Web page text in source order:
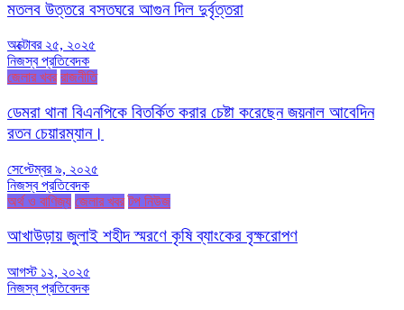
মতলব উত্তরে বসতঘরে আগুন দিল দুর্বৃত্তরা
অক্টোবর ২৫, ২০২৫
নিজস্ব প্রতিবেদক
জেলার খবর রাজনীতি
ডেমরা থানা বিএনপিকে বিতর্কিত করার চেষ্টা করেছেন জয়নাল আবেদিন
রতন চেয়ারম্যান।
সেপ্টেম্বর ৯, ২০২৫
নিজস্ব প্রতিবেদক
অর্থ ও বাণিজ্য জেলার খবর টপ নিউজ
আখাউড়ায় জুলাই শহীদ স্মরণে কৃষি ব্যাংকের বৃক্ষরোপণ
আগস্ট ১২, ২০২৫
নিজস্ব প্রতিবেদক